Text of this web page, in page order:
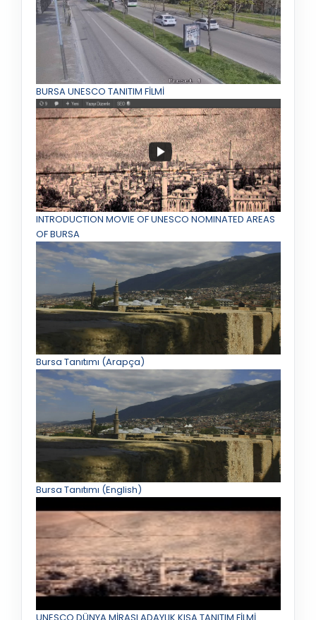
BURSA UNESCO TANITIM FİLMİ
INTRODUCTION MOVIE OF UNESCO NOMINATED AREAS
OF BURSA
Bursa Tanıtımı (Arapça)
Bursa Tanıtımı (English)